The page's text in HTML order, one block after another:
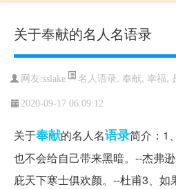
关于奉献的名人名语录
网友:sslake 名人语录, 奉献, 幸福,
2020-09-17 06:09:12
关于奉献的名人名语录简介：1
也不会给自己带来黑暗。--杰弗
庇天下寒士俱欢颜。--杜甫3、